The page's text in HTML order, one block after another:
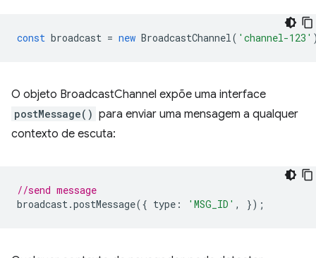
const broadcast = new BroadcastChannel( 'channel-123'
O objeto BroadcastChannel expõe uma interface
postMessage() para enviar uma mensagem a qualquer
contexto de escuta:
//send message
broadcast.postMessage({ type : 'MSG_ID' , });